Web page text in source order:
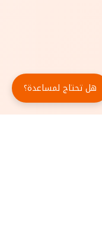
هل تحتاج لمساعدة؟